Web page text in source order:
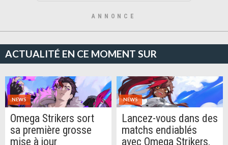
apportant de nouveaux Strikers ainsi que des cartes
supplémentaires, des objets à déverrouiller et de nouvelles façons
de jouer.
Certains contenus affichés peuvent nécessiter un achat dans la
boutique du jeu, et leur disponibilité peut varier. Contient des
achats en jeu.
ANNONCE
ACTUALITÉ EN CE MOMENT SUR
NEWS
Omega Strikers sort
sa première grosse
mise à jour
NEWS
Lancez-vous dans des
matchs endiablés
avec Omega Strikers,